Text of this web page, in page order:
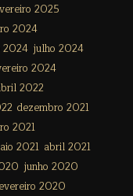
2025
2024
2024 julho 2024
2024
2022
dezembro 2021
2021
2021 abril 2021
junho 2020
2020